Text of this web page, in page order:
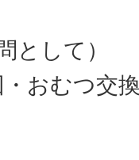
として）
おむつ交